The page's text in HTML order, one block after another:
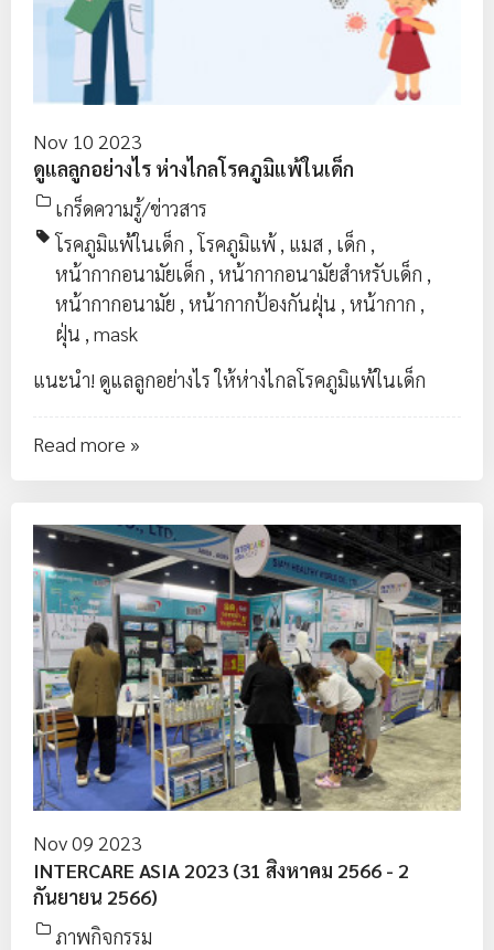
Nov 10 2023
ดูแลลูกอย่างไร ห่างไกลโรคภูมิแพ้ในเด็ก
เกร็ดความรู้/ข่าวสาร
โรคภูมิแพ้ในเด็ก ,โรคภูมิแพ้ , แมส , เด็ก ,
หน้ากากอนามัยเด็ก , หน้ากากอนามัยสำหรับเด็ก ,
หน้ากากอนามัย , หน้ากากป้องกันฝุ่น , หน้ากาก ,
ฝุ่น , mask
แนะนำ! ดูแลลูกอย่างไร ให้ห่างไกลโรคภูมิแพ้ในเด็ก
Read more »
Nov 09 2023
INTERCARE ASIA 2023 (31 สิงหาคม 2566 - 2
กันยายน 2566)
ภาพกิจกรรม